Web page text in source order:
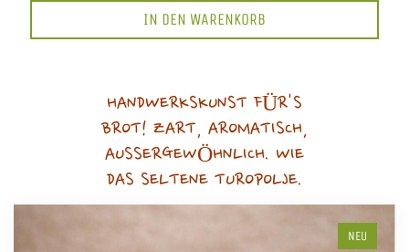
IN DEN WARENKORB
HANDWERKSKUNST FÜR'S
BROT! ZART, AROMATISCH,
AUSSERGEWÖHNLICH. WIE
DAS SELTENE TUROPOLJE.
NEU